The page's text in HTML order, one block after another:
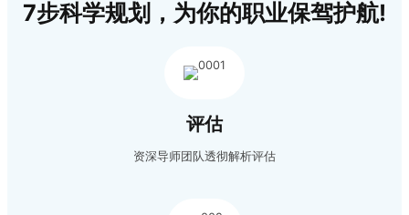
7步科学规划，为你的职业保驾护航!
评估
资深导师团队透彻解析评估